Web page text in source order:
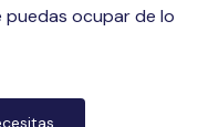
ocupar de lo